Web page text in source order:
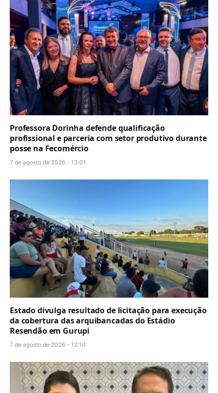
Professora Dorinha defende qualificação
profissional e parceria com setor produtivo durante
posse na Fecomércio
7 de agosto de 2026 - 13:01
Estado divulga resultado de licitação para execução
da cobertura das arquibancadas do Estádio
Resendão em Gurupi
7 de agosto de 2026 - 12:10